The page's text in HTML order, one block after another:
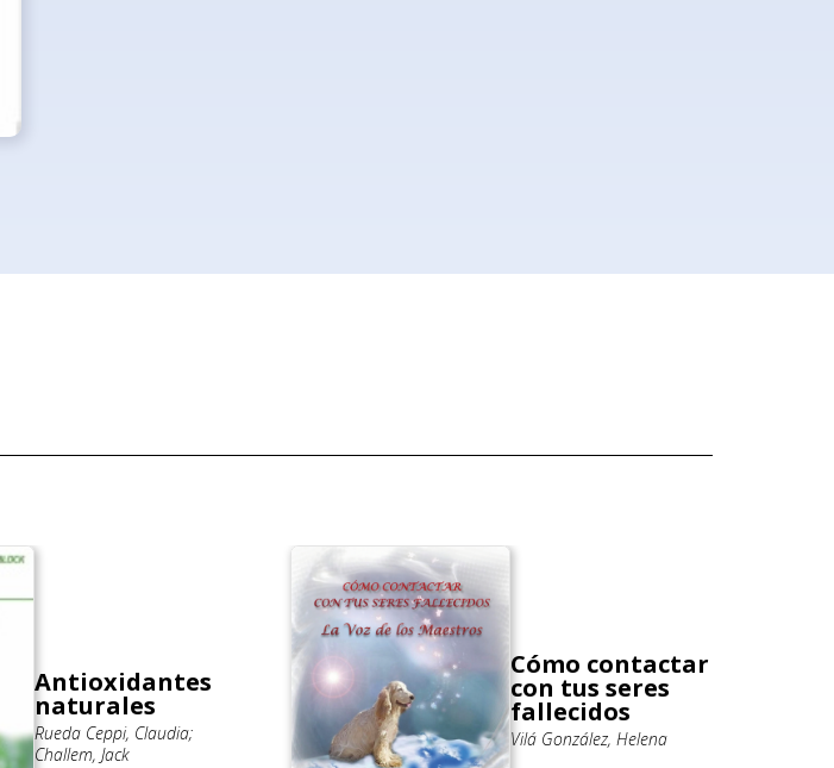
Antioxidantes
naturales
Rueda Ceppi, Claudia;
Challem, Jack
Cómo contactar
con tus seres
fallecidos
Vilá González, Helena